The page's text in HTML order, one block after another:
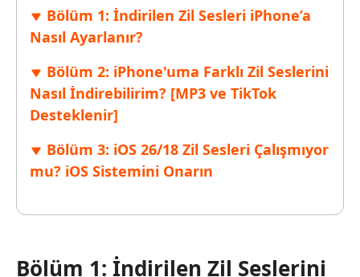
Bölüm 1: İndirilen Zil Sesleri iPhone’a
Nasıl Ayarlanır?
Bölüm 2: iPhone'uma Farklı Zil Seslerini
Nasıl İndirebilirim? [MP3 ve TikTok
Desteklenir]
Bölüm 3: iOS 26/18 Zil Sesleri Çalışmıyor
mu? iOS Sistemini Onarın
Bölüm 1: İndirilen Zil Seslerini